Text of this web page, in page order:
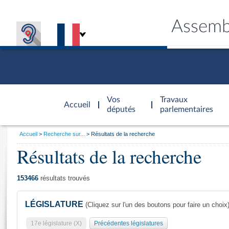
Accueil
d'accueil
Vos
députés
Travaux
parlementaires
Général
Vous
Accueil Recherche sur... Résultats de la recherche
Résultats de la recherche
153466 résultats trouvés
LÉGISLATURE (Cliquez sur l'un des boutons pour faire un choix)
17e législature (X) Précédentes législatures